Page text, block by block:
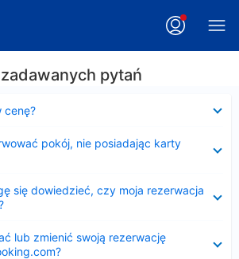
pytań
cenę?
pokój, nie posiadając karty
się dowiedzieć, czy moja rezerwacja
lub zmienić swoją rezerwację